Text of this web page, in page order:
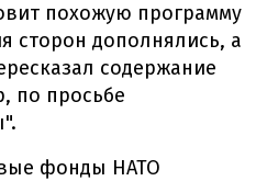
похожую программу
сторон дополнялись, а
содержание
по просьбе
фонды НАТО